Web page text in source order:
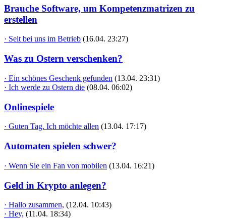
Brauche Software, um Kompetenzmatrizen zu
erstellen
· Seit bei uns im Betrieb (16.04. 23:27)
Was zu Ostern verschenken?
· Ein schönes Geschenk gefunden (13.04. 23:31)
· Ich werde zu Ostern die (08.04. 06:02)
Onlinespiele
· Guten Tag. Ich möchte allen (13.04. 17:17)
Automaten spielen schwer?
· Wenn Sie ein Fan von mobilen (13.04. 16:21)
Geld in Krypto anlegen?
· Hallo zusammen, (12.04. 10:43)
· Hey, (11.04. 18:34)